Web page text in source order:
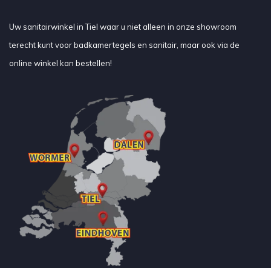
Uw sanitairwinkel in Tiel waar u niet alleen in onze showroom
terecht kunt voor badkamertegels en sanitair, maar ook via de
online winkel kan bestellen!